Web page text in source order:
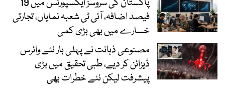
فیصد اضافہ، آئی ٹی شعبہ نمایاں، تجارتی
خسارے میں بھی بڑی کمی
مصنوعی ذہانت نے پہلی بار نئے وائرس
ڈیزائن کر دیے، طبی تحقیق میں بڑی
پیشرفت لیکن نئے خطرات بھی